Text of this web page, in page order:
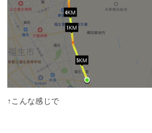
↑こんな感じで